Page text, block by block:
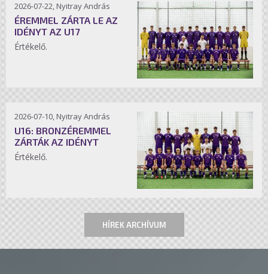
2026-07-22, Nyitray András
ÉREMMEL ZÁRTA LE AZ
IDÉNYT AZ U17
Értékelő.
2026-07-10, Nyitray András
U16: BRONZÉREMMEL
ZÁRTÁK AZ IDÉNYT
Értékelő.
HÍREK ARCHÍVUM